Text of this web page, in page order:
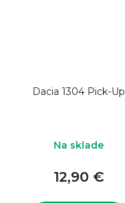
Dacia 1304 Pick-Up
Na sklade
12,90 €